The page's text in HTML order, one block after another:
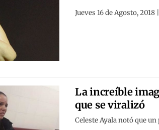
Jueves 16 de Agosto, 2018
La increíble
que se viralizó
Celeste Ayala notó que